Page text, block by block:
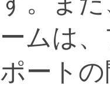
ームは
ポート